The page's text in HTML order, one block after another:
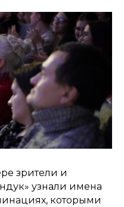
зрители и
узнали имена
которыми